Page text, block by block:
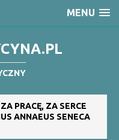
MENU
PRACĘ, ZA SERCE
ANNAEUS SENECA